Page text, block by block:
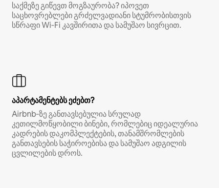
საქმეზე გიწევთ მოგზაურობა? იპოვეთ
საცხოვრებლები გრძელვადიანი სტუმრობისთვის
სწრაფი Wi‑Fi კავშირითა და სამუშაო სივრცით.
აპარტამენტებს ეძებთ?
Airbnb‑ზე განთავსებულია სრულად
კეთილმოწყობილი ბინები, რომლებიც იდეალურია
კადრების დაკომპლექტების, თანამშრომლების
განთავსების საჭიროებისა და სამუშაო ადგილის
ცვლილების დროს.